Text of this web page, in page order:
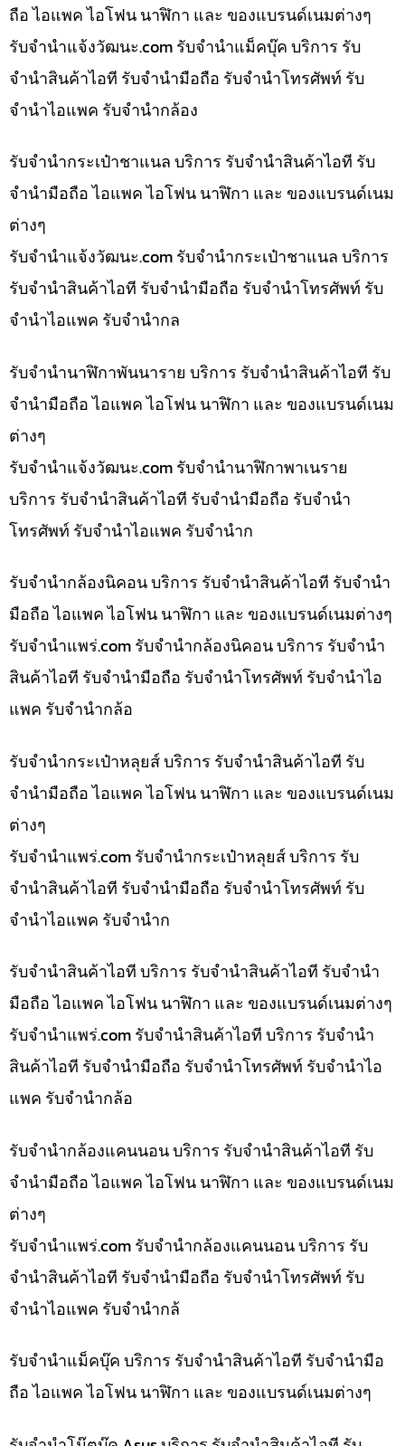
ถือ ไอแพค ไอโฟน นาฬิกา และ ของแบรนด์เนมต่างๆ
รับจํานําแจ้งวัฒนะ.com รับจำนำแม็คบุ๊ค บริการ รับ
จำนำสินค้าไอที รับจำนำมือถือ รับจำนำโทรศัพท์ รับ
จำนำไอแพค รับจำนำกล้อง
รับจำนำกระเป๋าชาแนล บริการ รับจำนำสินค้าไอที รับ
จำนำมือถือ ไอแพค ไอโฟน นาฬิกา และ ของแบรนด์เนม
ต่างๆ
รับจํานําแจ้งวัฒนะ.com รับจำนำกระเป๋าชาแนล บริการ
รับจำนำสินค้าไอที รับจำนำมือถือ รับจำนำโทรศัพท์ รับ
จำนำไอแพค รับจำนำกล
รับจำนำนาฬิกาพันนาราย บริการ รับจำนำสินค้าไอที รับ
จำนำมือถือ ไอแพค ไอโฟน นาฬิกา และ ของแบรนด์เนม
ต่างๆ
รับจํานําแจ้งวัฒนะ.com รับจำนำนาฬิกาพาเนราย
บริการ รับจำนำสินค้าไอที รับจำนำมือถือ รับจำนำ
โทรศัพท์ รับจำนำไอแพค รับจำนำก
รับจำนำกล้องนิคอน บริการ รับจำนำสินค้าไอที รับจำนำ
มือถือ ไอแพค ไอโฟน นาฬิกา และ ของแบรนด์เนมต่างๆ
รับจํานําแพร่.com รับจำนำกล้องนิคอน บริการ รับจำนำ
สินค้าไอที รับจำนำมือถือ รับจำนำโทรศัพท์ รับจำนำไอ
แพค รับจำนำกล้อ
รับจำนำกระเป๋าหลุยส์ บริการ รับจำนำสินค้าไอที รับ
จำนำมือถือ ไอแพค ไอโฟน นาฬิกา และ ของแบรนด์เนม
ต่างๆ
รับจํานําแพร่.com รับจำนำกระเป๋าหลุยส์ บริการ รับ
จำนำสินค้าไอที รับจำนำมือถือ รับจำนำโทรศัพท์ รับ
จำนำไอแพค รับจำนำก
รับจำนำสินค้าไอที บริการ รับจำนำสินค้าไอที รับจำนำ
มือถือ ไอแพค ไอโฟน นาฬิกา และ ของแบรนด์เนมต่างๆ
รับจํานําแพร่.com รับจำนำสินค้าไอที บริการ รับจำนำ
สินค้าไอที รับจำนำมือถือ รับจำนำโทรศัพท์ รับจำนำไอ
แพค รับจำนำกล้อ
รับจำนำกล้องแคนนอน บริการ รับจำนำสินค้าไอที รับ
จำนำมือถือ ไอแพค ไอโฟน นาฬิกา และ ของแบรนด์เนม
ต่างๆ
รับจํานําแพร่.com รับจำนำกล้องแคนนอน บริการ รับ
จำนำสินค้าไอที รับจำนำมือถือ รับจำนำโทรศัพท์ รับ
จำนำไอแพค รับจำนำกล้
รับจำนำแม็คบุ๊ค บริการ รับจำนำสินค้าไอที รับจำนำมือ
ถือ ไอแพค ไอโฟน นาฬิกา และ ของแบรนด์เนมต่างๆ